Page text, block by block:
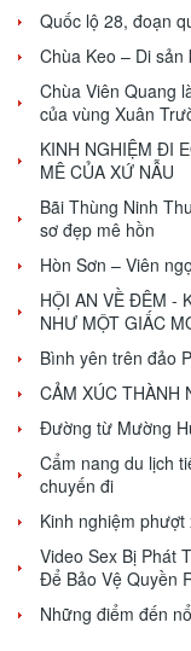
Quốc lộ 28, đoạn
Chùa Keo – Di
Chùa Viên Quang
của vùng Xuân
KINH NGHIỆM ĐI
MÊ CỦA XỨ NẪU
Bãi Thùng Ninh
sơ đẹp mê hồn
Hòn Sơn – Viên
HỘI AN VỀ ĐÊM -
NHƯ MỘT GIẤC
Bình yên trên đảo
CẢM XÚC THÀNH
Đường từ Mường
Cẩm nang du lịch
chuyến đi
Kinh nghiệm
Video Sex Bị Phát
Để Bảo Vệ Quyền
Những điểm đến